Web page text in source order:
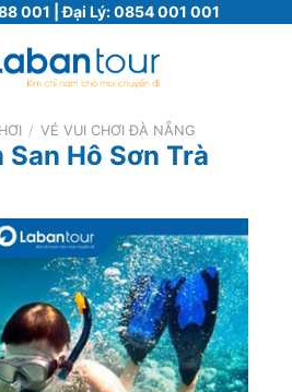
001 | Đại Lý:0854 001 001
/ VÉ VUI CHƠI ĐÀ NẴNG
San Hô Sơn Trà